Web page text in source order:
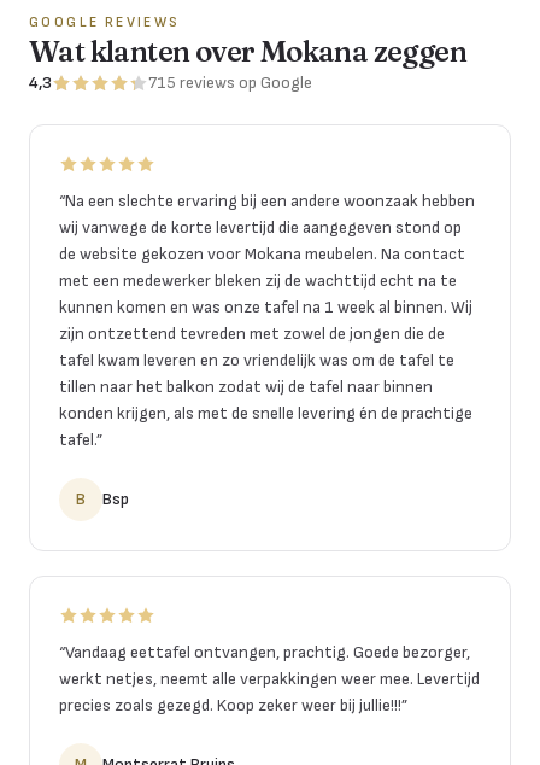
GOOGLE REVIEWS
Wat klanten over Mokana zeggen
4,3 715 reviews op Google
“Na een slechte ervaring bij een andere woonzaak hebben
wij vanwege de korte levertijd die aangegeven stond op
de website gekozen voor Mokana meubelen. Na contact
met een medewerker bleken zij de wachttijd echt na te
kunnen komen en was onze tafel na 1 week al binnen. Wij
zijn ontzettend tevreden met zowel de jongen die de
tafel kwam leveren en zo vriendelijk was om de tafel te
tillen naar het balkon zodat wij de tafel naar binnen
konden krijgen, als met de snelle levering én de prachtige
tafel.”
B Bsp
“Vandaag eettafel ontvangen, prachtig. Goede bezorger,
werkt netjes, neemt alle verpakkingen weer mee. Levertijd
precies zoals gezegd. Koop zeker weer bij jullie!!!”